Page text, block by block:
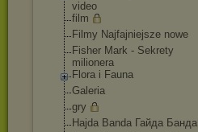
video
film
Filmy Najfajniejsze nowe
Fisher Mark - Sekrety
milionera
Flora i Fauna
Galeria
gry
Hajda Banda Гайда Банда